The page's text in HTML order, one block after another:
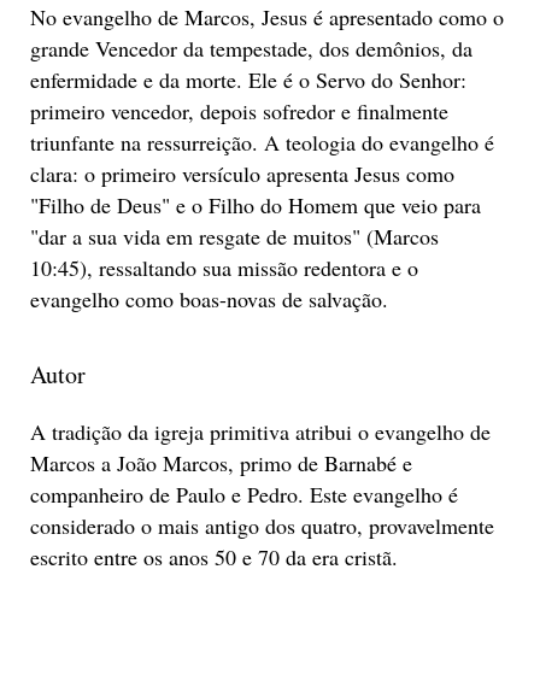
No evangelho de Marcos, Jesus é apresentado como o
grande Vencedor da tempestade, dos demônios, da
enfermidade e da morte. Ele é o Servo do Senhor:
primeiro vencedor, depois sofredor e finalmente
triunfante na ressurreição. A teologia do evangelho é
clara: o primeiro versículo apresenta Jesus como
"Filho de Deus" e o Filho do Homem que veio para
"dar a sua vida em resgate de muitos" (Marcos
10:45), ressaltando sua missão redentora e o
evangelho como boas-novas de salvação.
Autor
A tradição da igreja primitiva atribui o evangelho de
Marcos a João Marcos, primo de Barnabé e
companheiro de Paulo e Pedro. Este evangelho é
considerado o mais antigo dos quatro, provavelmente
escrito entre os anos 50 e 70 da era cristã.